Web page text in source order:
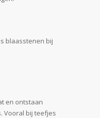
blaasstenen bij
en ontstaan
Vooral bij teefjes